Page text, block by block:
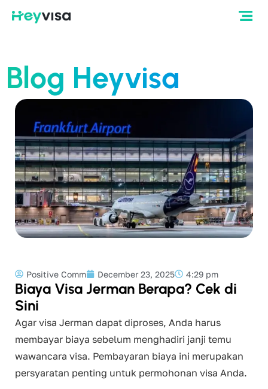
Blog Heyvisa
Positive Comm December 23, 2025 4:29 pm
Biaya Visa Jerman Berapa? Cek di
Sini
Agar visa Jerman dapat diproses, Anda harus
membayar biaya sebelum menghadiri janji temu
wawancara visa. Pembayaran biaya ini merupakan
persyaratan penting untuk permohonan visa Anda.